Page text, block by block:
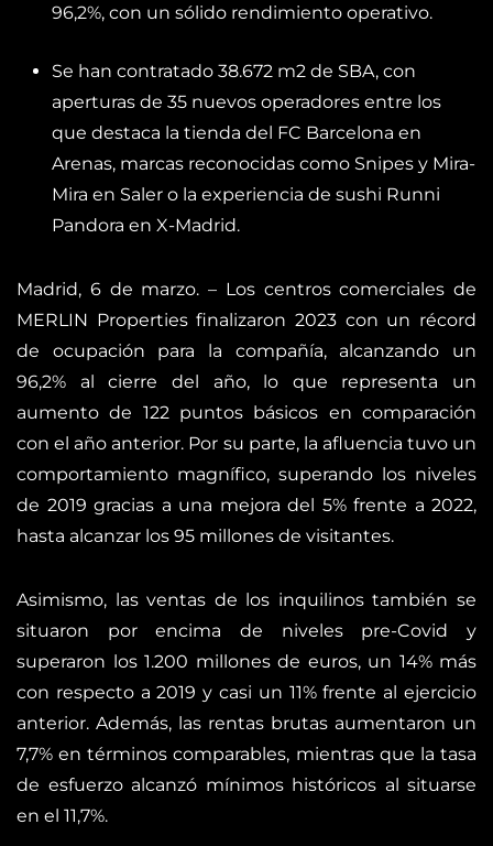
96,2%, con un sólido rendimiento operativo.
Se han contratado 38.672 m2 de SBA, con
aperturas de 35 nuevos operadores entre los
que destaca la tienda del FC Barcelona en
Arenas, marcas reconocidas como Snipes y Mira-
Mira en Saler o la experiencia de sushi Runni
Pandora en X-Madrid.
Madrid, 6 de marzo. – Los centros comerciales de
MERLIN Properties finalizaron 2023 con un récord
de ocupación para la compañía, alcanzando un
96,2% al cierre del año, lo que representa un
aumento de 122 puntos básicos en comparación
con el año anterior. Por su parte, la afluencia tuvo un
comportamiento magnífico, superando los niveles
de 2019 gracias a una mejora del 5% frente a 2022,
hasta alcanzar los 95 millones de visitantes.
Asimismo, las ventas de los inquilinos también se
situaron por encima de niveles pre-Covid y
superaron los 1.200 millones de euros, un 14% más
con respecto a 2019 y casi un 11% frente al ejercicio
anterior. Además, las rentas brutas aumentaron un
7,7% en términos comparables, mientras que la tasa
de esfuerzo alcanzó mínimos históricos al situarse
en el 11,7%.